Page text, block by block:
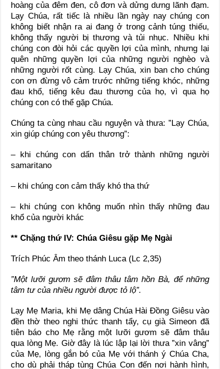
hoàng của đêm đen, cô đơn và dửng dưng lãnh đạm.
Lạy Chúa, rất tiếc là nhiều lần ngày nay chúng con
không biết nhận ra ai đang ở trong cảnh túng thiếu,
không thấy người bị thương và tủi nhục. Nhiều khi
chúng con đòi hỏi các quyền lợi của mình, nhưng lại
quên những quyền lợi của những người nghèo và
những người rốt cùng. Lạy Chúa, xin ban cho chúng
con ơn đừng vô cảm trước những tiếng khóc, những
đau khổ, tiếng kêu đau thương của họ, vì qua họ
chúng con có thể gặp Chúa.
Chúng ta cùng nhau cầu nguyện và thưa: ”Lạy Chúa,
xin giúp chúng con yêu thương”:
– khi chúng con dấn thân trở thành những người
samaritano
– khi chúng con cảm thấy khó tha thứ
– khi chúng con không muốn nhìn thấy những đau
khổ của người khác
** Chặng thứ IV: Chúa Giêsu gặp Mẹ Ngài
Trích Phúc Âm theo thánh Luca (Lc 2,35)
”Một lưỡi gươm sẽ đâm thâu tâm hồn Bà, để những
tâm tư của nhiều người được tỏ lộ”.
Lạy Mẹ Maria, khi Mẹ dâng Chúa Hài Đồng Giêsu vào
đền thờ theo nghi thức thanh tẩy, cụ già Simeon đã
tiên báo cho Mẹ rằng một lưỡi gươm sẽ đâm thâu
qua lòng Mẹ. Giờ đây là lúc lập lại lời thưa ”xin vâng”
của Mẹ, lòng gắn bó của Mẹ với thánh ý Chúa Cha,
cho dù phải tháp tùng Chúa Con đến nơi hành hình,